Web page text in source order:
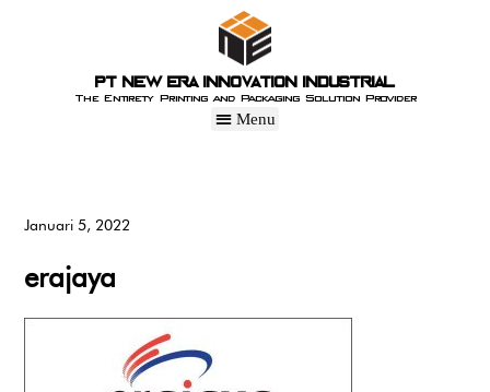
PT New Era Innovation Industrial
The Entirety Printing and Packaging Solution Provider
Januari 5, 2022
erajaya